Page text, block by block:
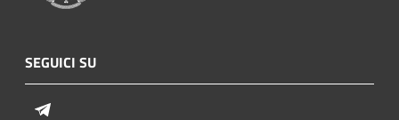
SEGUICI SU